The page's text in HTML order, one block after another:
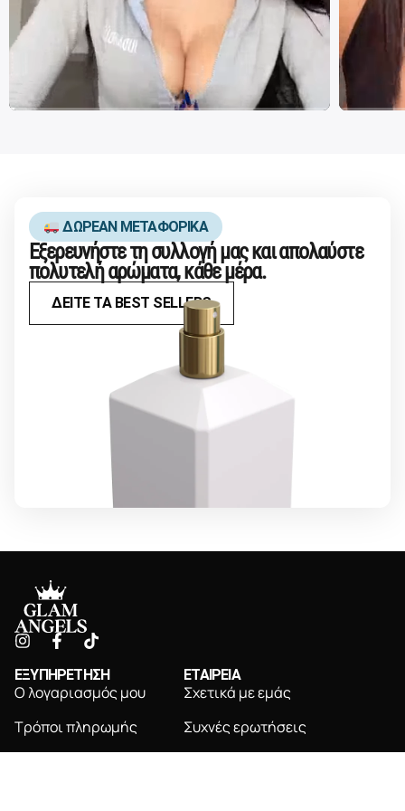
ΔΩΡΕΑΝ ΜΕΤΑΦΟΡΙΚΑ
Εξερευνήστε τη συλλογή μας και απολαύστε
πολυτελή αρώματα, κάθε μέρα.
ΔΕΙΤΕ ΤΑ BEST SELLERS
ΕΞΥΠΗΡΕΤΗΣΗ
Ο λογαριασμός μου
Τρόποι πληρωμής
ΕΤΑΙΡΕΙΑ
Σχετικά με εμάς
Συχνές ερωτήσεις